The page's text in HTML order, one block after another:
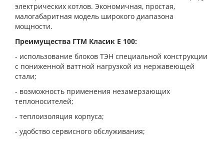
электрических котлов. Экономичная, простая,
малогабаритная модель широкого диапазона
мощности.
Преимущества ГТМ Класик Е 100:
- использование блоков ТЭН специальной конструкции
с пониженной ваттной нагрузкой из нержавеющей
стали;
- возможность применения незамерзающих
теплоносителей;
- теплоизоляция корпуса;
- удобство сервисного обслуживания;